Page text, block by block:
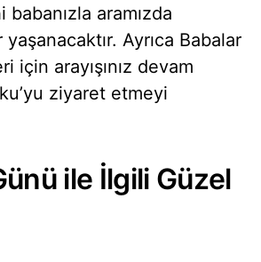
babanızla aramızda
Ayrıca Babalar
için arayışınız devam
ziyaret etmeyi
ile İlgili Güzel